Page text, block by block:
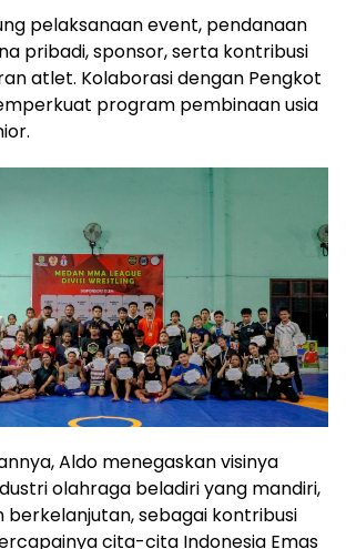
pelaksanaan event, pendanaan
pribadi, sponsor, serta kontribusi
atlet. Kolaborasi dengan Pengkot
program pembinaan usia
Aldo menegaskan visinya
olahraga beladiri yang mandiri,
sebagai kontribusi
cita-cita Indonesia Emas